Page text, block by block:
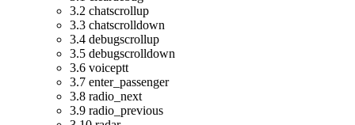
3.2 chatscrollup
3.3 chatscrolldown
3.4 debugscrollup
3.5 debugscrolldown
3.6 voiceptt
3.7 enter_passenger
3.8 radio_next
3.9 radio_previous